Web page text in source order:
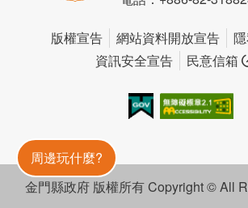
版權宣告 網站資料開放宣告
資訊安全宣告
民意信箱
金門縣政府 版權所有 Copyright © All
周邊玩什麼?